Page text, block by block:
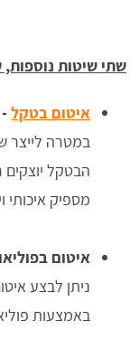
שתי שיטות
איטום בטקל-
במטרה לייצר
הבטקל יוצקים
מספיק איכותי
איטום
ניתן לבצע
באמצעות